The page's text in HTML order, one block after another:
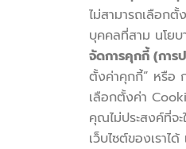
ไม่สามารถเลือก
บุคคลที่สาม นโยบ
จัดการคุกกี้ (การ
ตั้งค่าคุกกี้” หรือ
เลือกตั้งค่า
คุณไม่ประสงค์ที่จ
เว็บไซต์ของเราไ